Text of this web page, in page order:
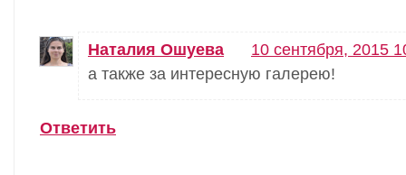
Наталия Ошуева
10 сентября, 2015
а также за интересную галерею!
Ответить